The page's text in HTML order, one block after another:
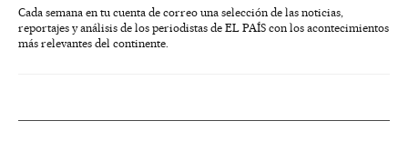
Cada semana en tu cuenta de correo una selección de las noticias,
reportajes y análisis de los periodistas de EL PAÍS con los acontecimientos
más relevantes del continente.